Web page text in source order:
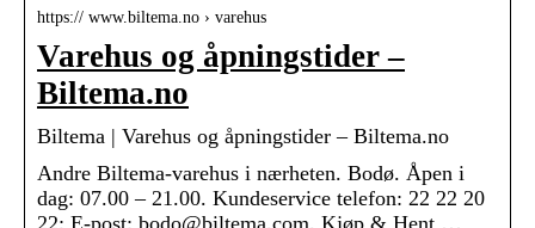
https:// www.biltema.no › varehus
Varehus og åpningstider –
Biltema.no
Biltema | Varehus og åpningstider – Biltema.no
Andre Biltema-varehus i nærheten. Bodø. Åpen i
dag: 07.00 – 21.00. Kundeservice telefon: 22 22 20